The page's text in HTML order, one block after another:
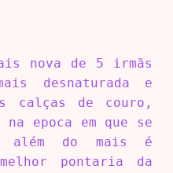
nova de 5 irmãs
desnaturada e
calças de couro,
na epoca em que se
do mais é
pontaria da